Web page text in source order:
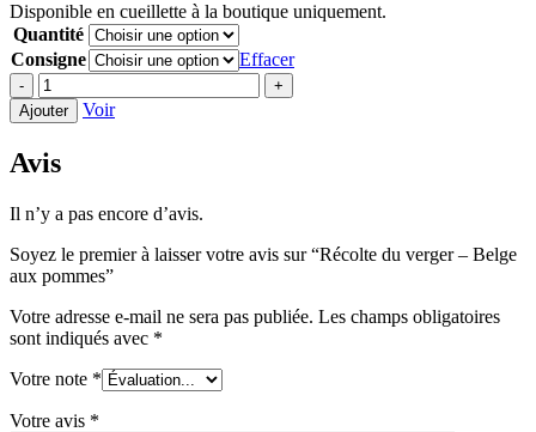
Disponible en cueillette à la boutique uniquement.
Quantité
Consigne
Effacer
-
quantité
de
Récolte
verger
Belge
pommes
+
Ajouter
Voir
Avis
Il n’y a pas encore d’avis.
Soyez le premier à laisser votre avis sur “Récolte du verger – Belge
aux pommes”
Votre adresse e-mail ne sera pas publiée. Les champs obligatoires
sont indiqués avec *
Votre note *
Votre avis *